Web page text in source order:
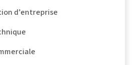
d’entreprise